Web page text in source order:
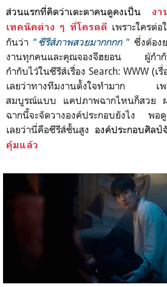
ส่วนแรกที่คิดว่าเตะตาคนดูคงเป็น งา
เทคนิคต่าง ๆ ที่โครตดี เพราะใครต่
กันว่า " ซีรีส์ภาพสวยมากกกก "ซึ่งต้องย
งานทุกคนและคุณจองจีฮยอน ผู้กำกับ
กำกับไว้ในซีรีส์เรื่อง Search: WWW (
เลยว่าทางทีมงานตั้งใจทำมาก เพร
สมบูรณ์แบบ แคปภาพฉากไหนก็สวย
ฉากนี้จะจัดวางองค์ประกอบยังไง พอ
เลยว่านี่คือซีรีส์ชั้นสูงองค์ประกอบศิลป์
คุ้มแล้ว